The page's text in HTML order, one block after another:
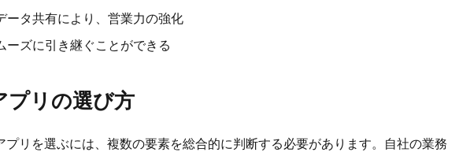
ータ共有により、営業力の強化
ーズに引き継ぐことができる
プリの選び方
プリを選ぶには、複数の要素を総合的に判断する必要があります。自社の業務